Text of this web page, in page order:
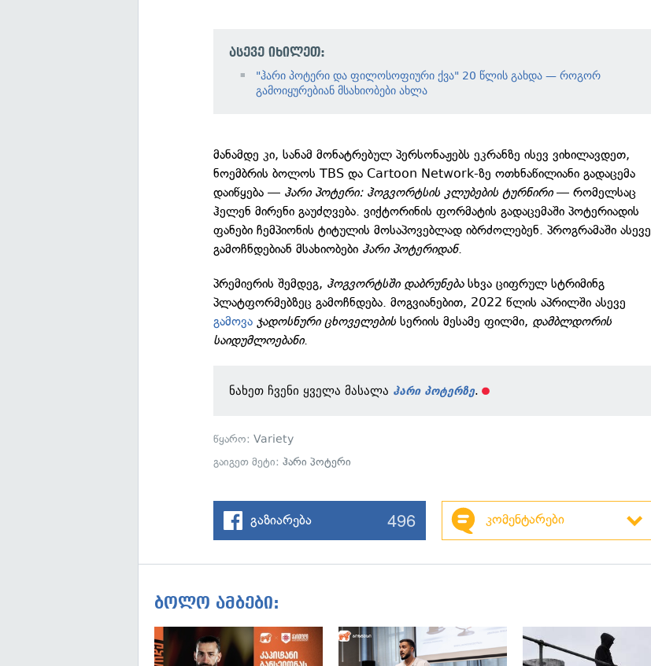
ასევე იხილეთ:
"ჰარი პოტერი და ფილოსოფიური ქვა" 20 წლის გახდა — როგორ
გამოიყურებიან მსახიობები ახლა
მანამდე კი, სანამ მონატრებულ პერსონაჟებს ეკრანზე ისევ ვიხილავდეთ,
ნოემბრის ბოლოს TBS და Cartoon Network-ზე ოთხნაწილიანი გადაცემა
დაიწყება — ჰარი პოტერი: ჰოგვორტსის კლუბების ტურნირი— რომელსაც
ჰელენ მირენი გაუძღვება. ვიქტორინის ფორმატის გადაცემაში პოტერიადის
ფანები ჩემპიონის ტიტულის მოსაპოვებლად იბრძოლებენ. პროგრამაში ასევე
გამოჩნდებიან მსახიობები ჰარი პოტერიდან.
პრემიერის შემდეგ, ჰოგვორტსში დაბრუნებასხვა ციფრულ სტრიმინგ
პლატფორმებზეც გამოჩნდება. მოგვიანებით, 2022 წლის აპრილში ასევე
გამოვა ჯადოსნური ცხოველებისსერიის მესამე ფილმი, დამბლდორის
საიდუმლოებანი.
ნახეთ ჩვენი ყველა მასალა ჰარი პოტერზე.
წყარო:Variety
გაიგეთ მეტი:ჰარი პოტერი
გაზიარება 496 კომენტარები
ბოლო ამბები: